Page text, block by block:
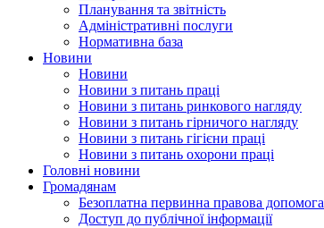
Планування та звітність
Адміністративні послуги
Нормативна база
Новини
Новини
Новини з питань праці
Новини з питань ринкового нагляду
Новини з питань гірничого нагляду
Новини з питань гігієни праці
Новини з питань охорони праці
Головні новини
Громадянам
Безоплатна первинна правова допомога
Доступ до публічної інформації